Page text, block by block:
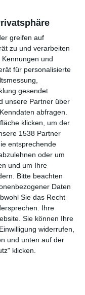
greifen auf
zu und verarbeiten
und
für personalisierte
gesendet
unsere Partner über
abfragen.
klicken, um der
1538 Partner
entsprechende
oder um
und um Ihre
Bitte beachten
Daten
Sie das Recht
Ihre
Sie können Ihre
widerrufen,
und unten auf der
klicken.
hinzufügen
mit
in